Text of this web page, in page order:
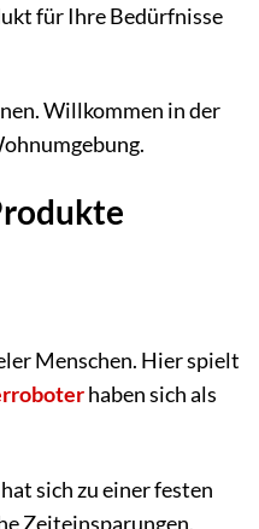
für Ihre Bedürfnisse
Willkommen in der
Menschen. Hier spielt
haben sich als
sich zu einer festen